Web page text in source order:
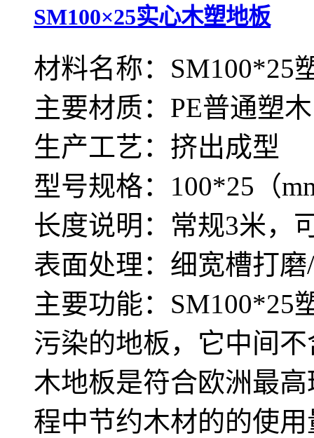
SM100×25实心木塑地板
材料名称：SM100*25
主要材质：PE普通塑木
生产工艺：挤出成型
型号规格：100*25（
长度说明：常规3米，
表面处理：细宽槽打
主要功能：SM100*25
污染的地板，它中间
木地板是符合欧洲最
程中节约木材的的使用